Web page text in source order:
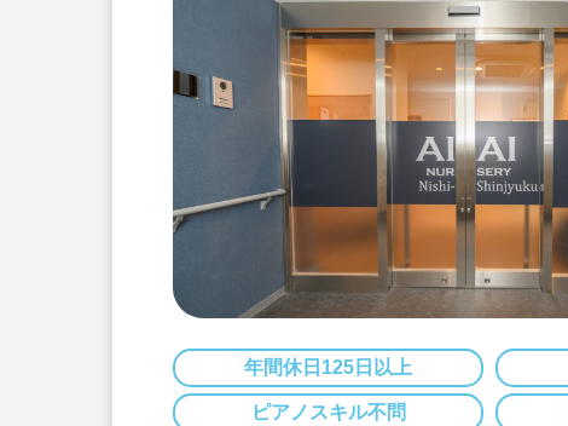
年間休日125日以上
ピアノスキル不問